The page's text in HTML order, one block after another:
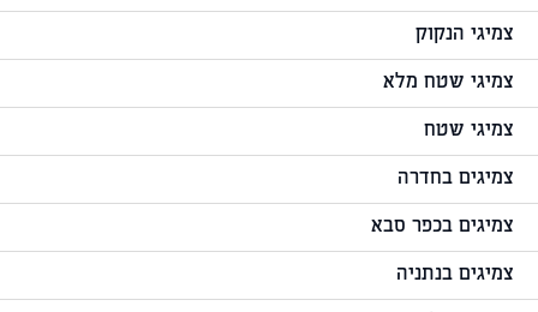
צמיגי הנקוק
צמיגי שטח מלא
צמיגי שטח
צמיגים בחדרה
צמיגים בכפר סבא
צמיגים בנתניה